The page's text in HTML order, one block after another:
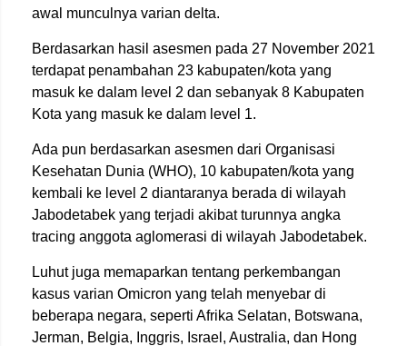
awal munculnya varian delta.
Berdasarkan hasil asesmen pada 27 November 2021
terdapat penambahan 23 kabupaten/kota yang
masuk ke dalam level 2 dan sebanyak 8 Kabupaten
Kota yang masuk ke dalam level 1.
Ada pun berdasarkan asesmen dari Organisasi
Kesehatan Dunia (WHO), 10 kabupaten/kota yang
kembali ke level 2 diantaranya berada di wilayah
Jabodetabek yang terjadi akibat turunnya angka
tracing anggota aglomerasi di wilayah Jabodetabek.
Luhut juga memaparkan tentang perkembangan
kasus varian Omicron yang telah menyebar di
beberapa negara, seperti Afrika Selatan, Botswana,
Jerman, Belgia, Inggris, Israel, Australia, dan Hong